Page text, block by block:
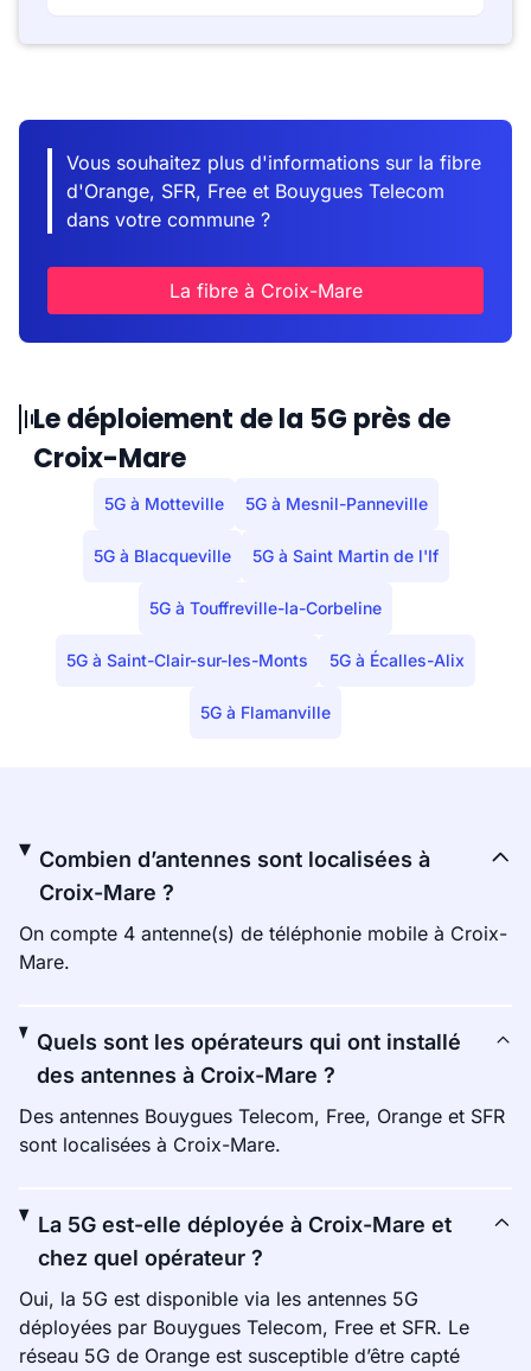
Vous souhaitez plus d'informations sur la fibre
d'Orange, SFR, Free et Bouygues Telecom
dans votre commune ?
La fibre à Croix-Mare
Le déploiement de la 5G près de
Croix-Mare
5G à Motteville 5G à Mesnil-Panneville
5G à Blacqueville 5G à Saint Martin de l'If
5G à Touffreville-la-Corbeline
5G à Saint-Clair-sur-les-Monts 5G à Écalles-Alix
5G à Flamanville
Combien d’antennes sont localisées à
Croix-Mare ?
On compte 4 antenne(s) de téléphonie mobile à Croix-
Mare.
Quels sont les opérateurs qui ont installé
des antennes à Croix-Mare ?
Des antennes Bouygues Telecom, Free, Orange et SFR
sont localisées à Croix-Mare.
La 5G est-elle déployée à Croix-Mare et
chez quel opérateur ?
Oui, la 5G est disponible via les antennes 5G
déployées par Bouygues Telecom, Free et SFR. Le
réseau 5G de Orange est susceptible d’être capté